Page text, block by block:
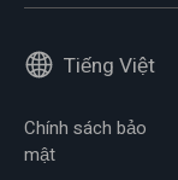
Tiếng Việt
Chính sách bảo
mật